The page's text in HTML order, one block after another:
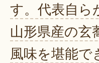
す。代表自ら
山形県産の玄
風味を堪能で